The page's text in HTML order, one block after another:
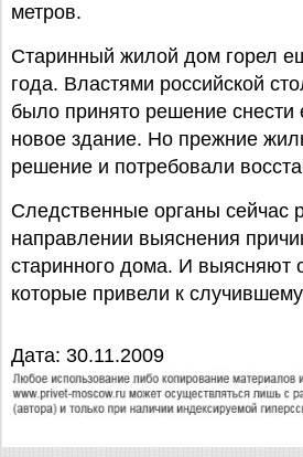
метров.
Старинный жилой дом горел
года. Властями российской
было принято решение снести
новое здание. Но прежние
решение и потребовали
Следственные органы сейчас
направлении выяснения
старинного дома. И выясняют
которые привели к
Дата: 30.11.2009